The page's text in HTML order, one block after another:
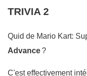
TRIVIA 2
Quid de Mario Kart:
Advance ?
C'est effectivement